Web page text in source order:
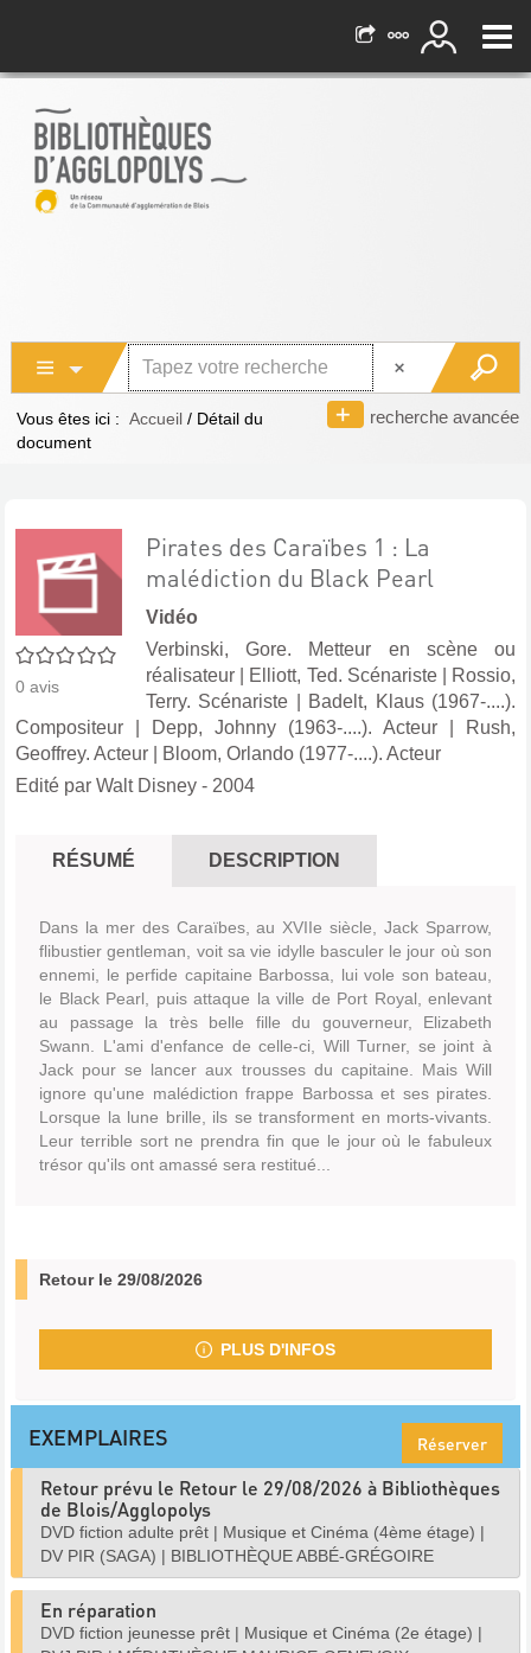
recherche avancée
Vous êtes ici : Accueil / Détail du
document
0/5
0 avis
Pirates des Caraïbes 1 : La
malédiction du Black Pearl
Vidéo
Verbinski, Gore. Metteur en scène ou
réalisateur
Elliott, Ted. Scénariste|
Rossio,
Terry. Scénariste
Badelt, Klaus (1967-....).
Compositeur
Depp, Johnny (1963-....). Acteur
Rush,
Geoffrey. Acteur
Bloom, Orlando (1977-....). Acteur
Edité par Walt Disney - 2004
RÉSUMÉ DESCRIPTION
Dans la mer des Caraïbes, au XVIIe siècle, Jack Sparrow,
flibustier gentleman, voit sa vie idylle basculer le jour où son
ennemi, le perfide capitaine Barbossa, lui vole son bateau,
le Black Pearl, puis attaque la ville de Port Royal, enlevant
au passage la très belle fille du gouverneur, Elizabeth
Swann. L'ami d'enfance de celle-ci, Will Turner, se joint à
Jack pour se lancer aux trousses du capitaine. Mais Will
ignore qu'une malédiction frappe Barbossa et ses pirates.
Lorsque la lune brille, ils se transforment en morts-vivants.
Leur terrible sort ne prendra fin que le jour où le fabuleux
trésor qu'ils ont amassé sera restitué...
Retour le 29/08/2026
PLUS D'INFOS
EXEMPLAIRES Réserver
Retour prévu le Retour le 29/08/2026 à Bibliothèques
de Blois/Agglopolys
DVD fiction adulte prêt | Musique et Cinéma (4ème étage) |
DV PIR (SAGA) | BIBLIOTHÈQUE ABBÉ-GRÉGOIRE
En réparation
DVD fiction jeunesse prêt | Musique et Cinéma (2e étage) |